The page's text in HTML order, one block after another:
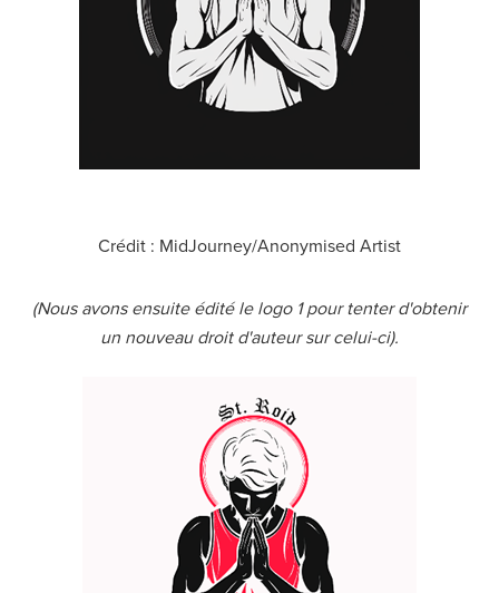
Crédit : MidJourney/Anonymised Artist
(Nous avons ensuite édité le logo 1 pour tenter d'obtenir
un nouveau droit d'auteur sur celui-ci).